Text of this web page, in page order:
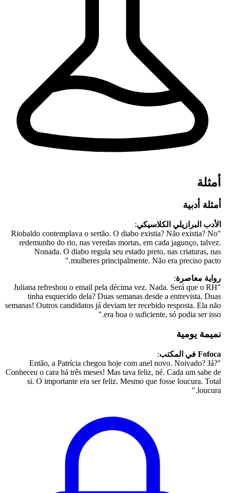
أمثلة
أمثلة أدبية
الأدب البرازيلي الكلاسيكي:
"Riobaldo contemplava o sertão. O diabo existia? Não existia? No
redemunho do rio, nas veredas mortas, em cada jagunço, talvez.
Nonada. O diabo regula seu estado preto, nas criaturas, nas
mulheres principalmente. Não era preciso pacto."
رواية معاصرة:
"Juliana refreshou o email pela décima vez. Nada. Será que o RH
tinha esquecido dela? Duas semanas desde a entrevista. Duas
semanas! Outros candidatos já deviam ter recebido resposta. Ela não
era boa o suficiente, só podia ser isso."
نميمة يومية
Fofoca في المكتب
:
"Então, a Patrícia chegou hoje com anel novo. Noivado? Já?
Conheceu o cara há três meses! Mas tava feliz, né. Cada um sabe de
si. O importante era ser feliz. Mesmo que fosse loucura. Total
loucura."